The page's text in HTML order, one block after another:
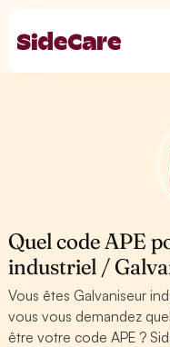
Quel code APE
industriel /
Vous êtes Galvaniseur
vous vous demandez
être votre code APE ?